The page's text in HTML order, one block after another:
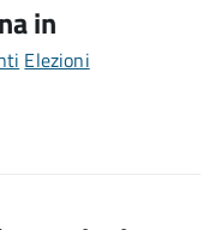
in
Elezioni